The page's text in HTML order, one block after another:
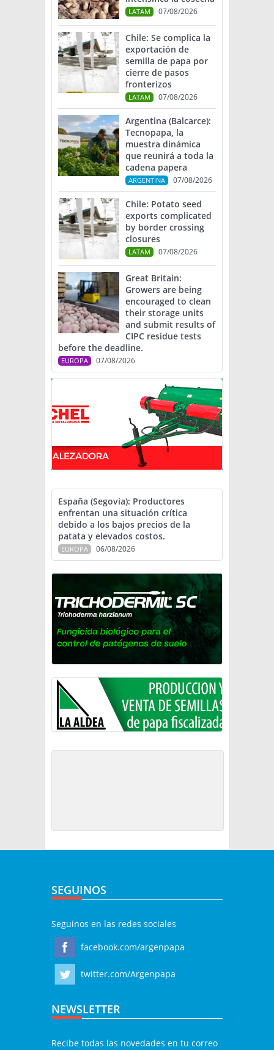
LATAM 07/08/2026
Chile: Se complica la
exportación de
semilla de papa por
cierre de pasos
fronterizos
LATAM 07/08/2026
Argentina (Balcarce):
Tecnopapa, la
muestra dinámica
que reunirá a toda la
cadena papera
ARGENTINA 07/08/2026
Chile: Potato seed
exports complicated
by border crossing
closures
LATAM 07/08/2026
Great Britain:
Growers are being
encouraged to clean
their storage units
and submit results of
CIPC residue tests
before the deadline.
EUROPA 07/08/2026
España (Segovia): Productores
enfrentan una situación crítica
debido a los bajos precios de la
patata y elevados costos.
EUROPA 06/08/2026
SEGUINOS
Seguinos en las redes sociales
facebook.com/argenpapa
twitter.com/Argenpapa
NEWSLETTER
Recibe todas las novedades en tu correo